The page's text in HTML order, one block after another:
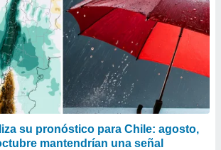
su pronóstico para Chile: agosto,
mantendrían una señal